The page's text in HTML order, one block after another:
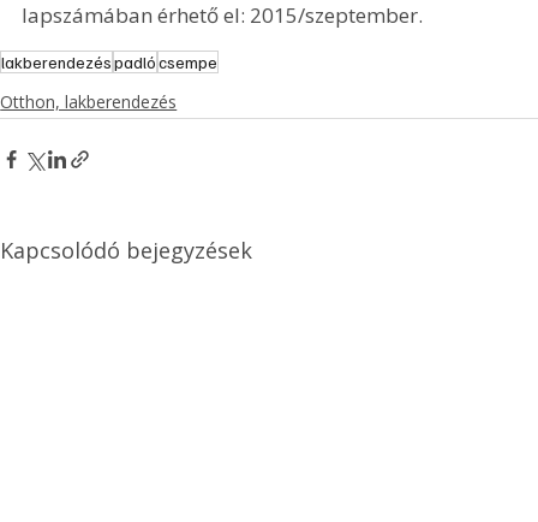
lapszámában érhető el: 2015/szeptember.
lakberendezéspadlócsempe
Otthon, lakberendezés
Kapcsolódó bejegyzések